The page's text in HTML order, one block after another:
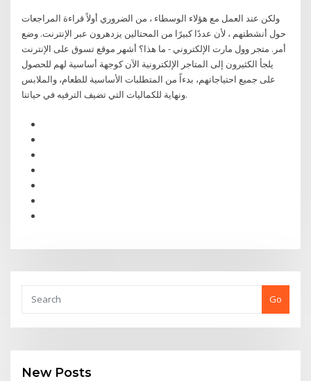
ولكن عند العمل مع هؤلاء الوسطاء ، من الضروري أولاً قراءة المراجعات
حول أنشطتهم ، لأن عددًا كبيرًا من المحتالين يزدهرون عبر الإنترنت. وضع
أمر. متجر وول مارت الإلكتروني - ما هذا؟ أشهر موقع تسوق على الإنترنت
يلجأ الكثيرون إلى المتاجر الإلكترونية الآن كوجهة أساسية لهم للحصول
على جميع احتياجاتهم، بدءاً من المتطلبات الأساسية للطعام، والملابس
ونهاية للكماليات التي تضيف الترفيه في حياتنا.
Go
New Posts